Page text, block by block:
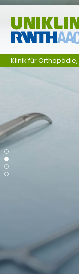
Zum Inhalt springen
Klinik für